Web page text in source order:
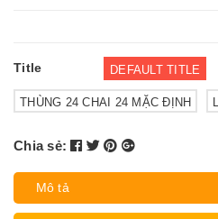
Title DEFAULT TITLE
THÙNG 24 CHAI 24 MẶC ĐỊNH
Chia sẻ:
Mô tả